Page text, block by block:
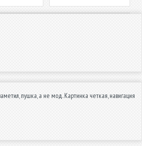
пушка, а не мод. Картинка четкая, навигация